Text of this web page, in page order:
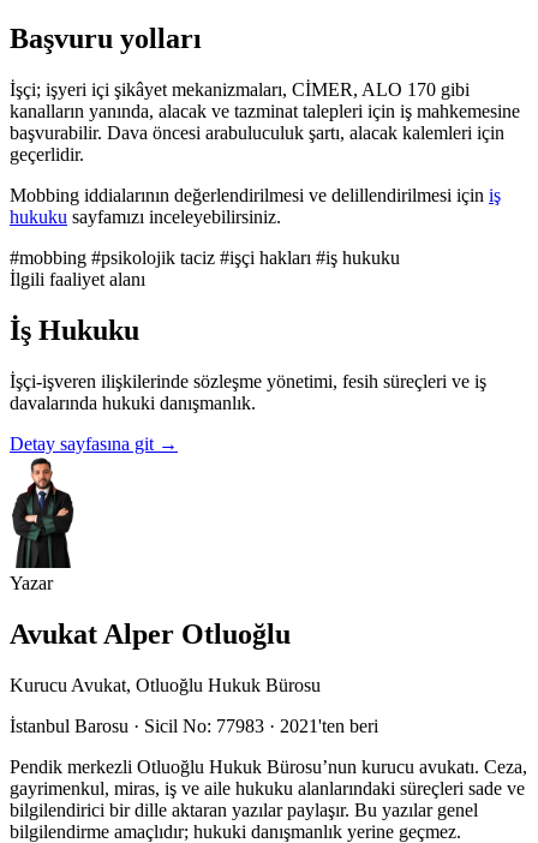
Başvuru yolları
İşçi; işyeri içi şikâyet mekanizmaları, CİMER, ALO 170 gibi
kanalların yanında, alacak ve tazminat talepleri için iş mahkemesine
başvurabilir. Dava öncesi arabuluculuk şartı, alacak kalemleri için
geçerlidir.
Mobbing iddialarının değerlendirilmesi ve delillendirilmesi için iş
hukuku sayfamızı inceleyebilirsiniz.
#mobbing #psikolojik taciz #işçi hakları #iş hukuku
İlgili faaliyet alanı
İş Hukuku
İşçi-işveren ilişkilerinde sözleşme yönetimi, fesih süreçleri ve iş
davalarında hukuki danışmanlık.
Detay sayfasına git →
Yazar
Avukat Alper Otluoğlu
Kurucu Avukat, Otluoğlu Hukuk Bürosu
İstanbul Barosu · Sicil No: 77983 · 2021'ten beri
Pendik merkezli Otluoğlu Hukuk Bürosu’nun kurucu avukatı. Ceza,
gayrimenkul, miras, iş ve aile hukuku alanlarındaki süreçleri sade ve
bilgilendirici bir dille aktaran yazılar paylaşır. Bu yazılar genel
bilgilendirme amaçlıdır; hukuki danışmanlık yerine geçmez.